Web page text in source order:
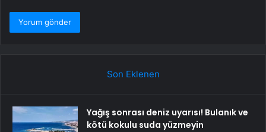
Son Eklenen
Yağış sonrası deniz uyarısı! Bulanık ve
kötü kokulu suda yüzmeyin